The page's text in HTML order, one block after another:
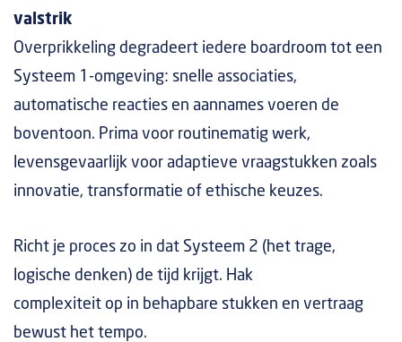
valstrik
Overprikkeling degradeert iedere boardroom tot een
Systeem 1-omgeving: snelle associaties,
automatische reacties en aannames voeren de
boventoon. Prima voor routinematig werk,
levensgevaarlijk voor adaptieve vraagstukken zoals
innovatie, transformatie of ethische keuzes.
Richt je proces zo in dat Systeem 2 (het trage,
logische denken) de tijd krijgt. Hak
complexiteit op in behapbare stukken en vertraag
bewust het tempo.